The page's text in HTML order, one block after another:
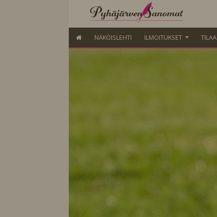
NÄKÖISLEHTI ILMOITUKSET